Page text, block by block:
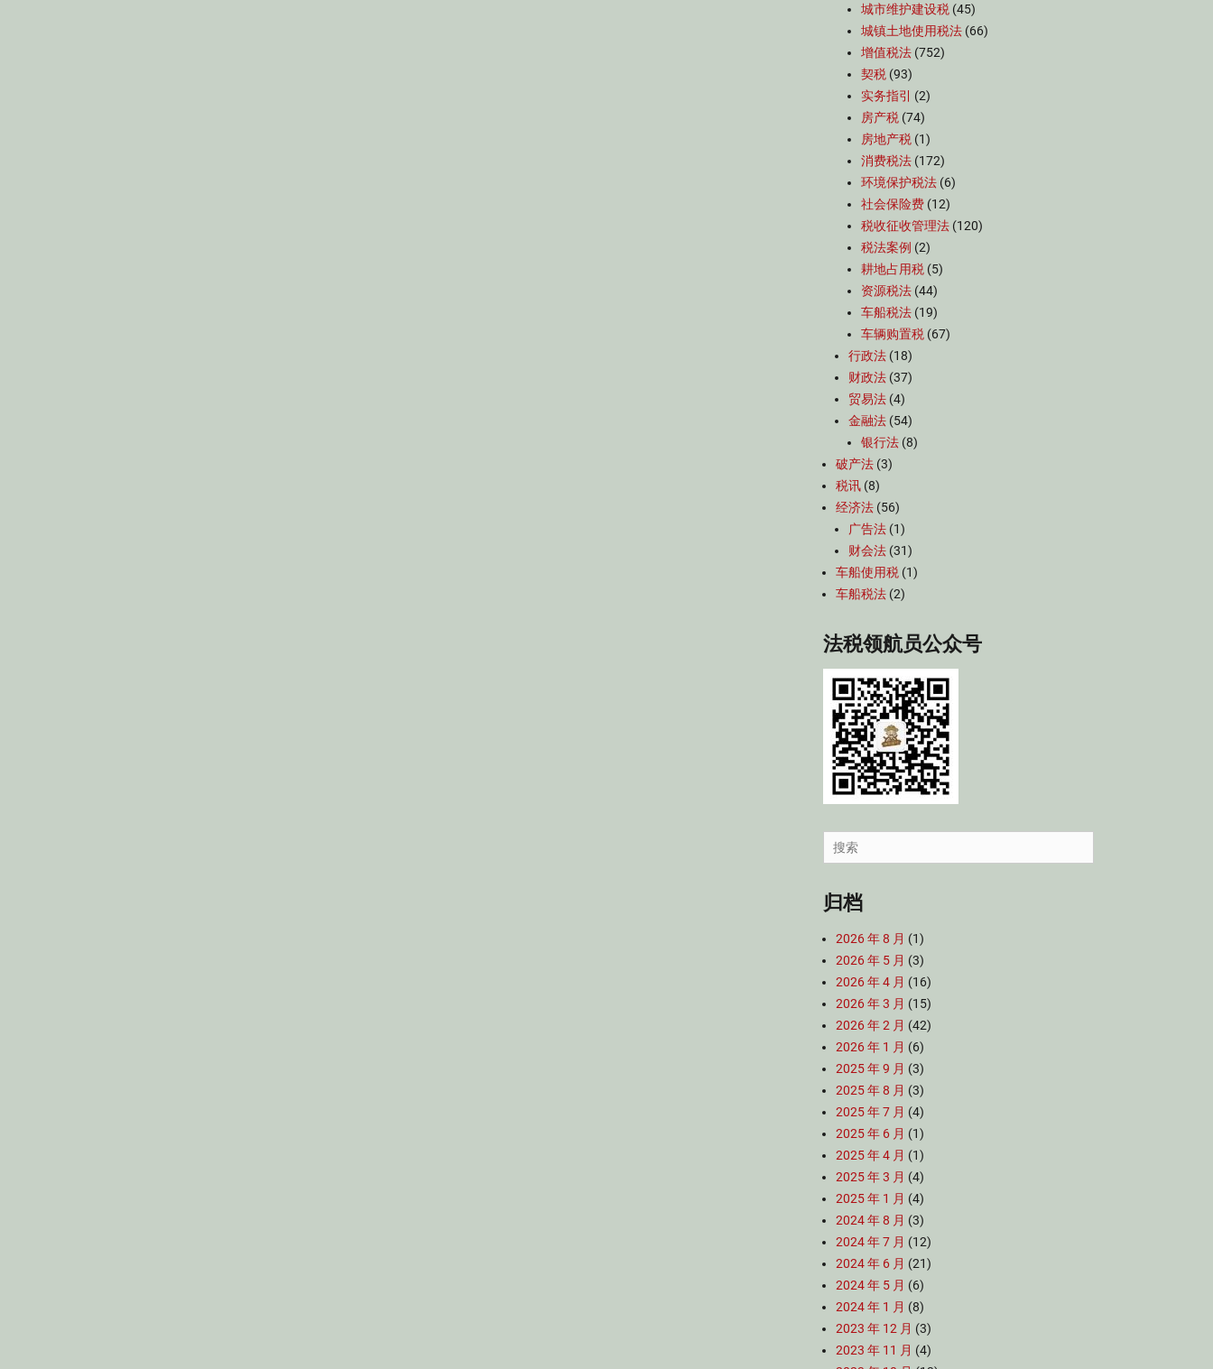
城市维护建设税 (45)
城镇土地使用税法 (66)
增值税法 (752)
契税 (93)
实务指引
(2)
房产税 (74)
房地产税 (1)
消费税法 (172)
环境保护税法 (6)
社会保险费 (12)
税收征收管理法 (120)
税法案例 (2)
耕地占用税 (5)
资源税法 (44)
车船税法 (19)
车辆购置税 (67)
行政法 (18)
财政法 (37)
贸易法 (4)
金融法 (54)
银行法 (8)
破产法 (3)
税讯 (8)
经济法 (56)
广告法 (1)
财会法 (31)
车船使用税 (1)
车船税法 (2)
法税领航员公众号
Search
for:
归档
2026 年 8 月 (1)
2026 年 5 月 (3)
2026 年 4 月 (16)
2026 年 3 月 (15)
2026 年 2 月 (42)
2026 年 1 月 (6)
2025 年 9 月 (3)
2025 年 8 月 (3)
2025 年 7 月 (4)
2025 年 6 月 (1)
2025 年 4 月 (1)
2025 年 3 月 (4)
2025 年 1 月 (4)
2024 年 8 月 (3)
2024 年 7 月 (12)
2024 年 6 月 (21)
2024 年 5 月 (6)
2024 年 1 月 (8)
2023 年 12 月 (3)
2023 年 11 月 (4)